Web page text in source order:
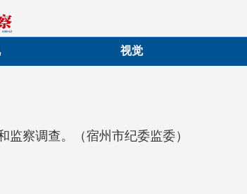
视觉
察调查。（宿州市纪委监委）